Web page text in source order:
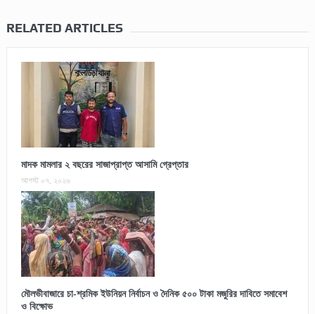
RELATED ARTICLES
মাদক মামলার ২ বছরের সাজাপ্রাপ্ত আসামি গ্রেপ্তার
আগস্ট ০৭, ২০২৬
মৌলভীবাজারে চা-শ্রমিক ইউনিয়ন নির্বাচন ও দৈনিক ৫০০ টাকা মজুরির দাবিতে সমাবেশ
ও বিক্ষোভ